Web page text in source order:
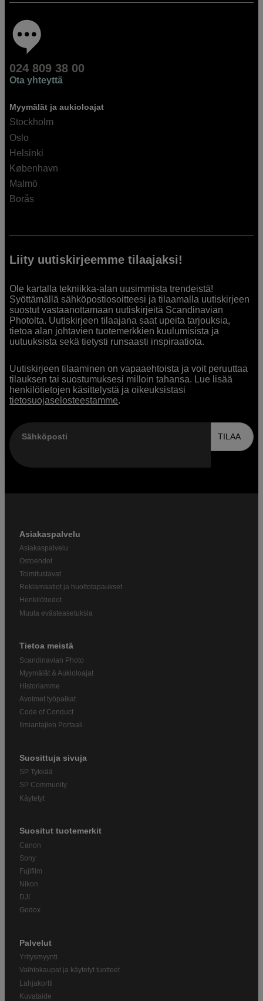
024 809 38 00
Ota yhteyttä
Myymälät ja aukioloajat
Stockholm
Oslo
Helsinki
København
Malmö
Borås
Liity uutiskirjeemme tilaajaksi!
Ole kartalla tekniikka-alan uusimmista trendeistä!
Syöttämällä sähköpostiosoitteesi ja tilaamalla uutiskirjeen
suostut vastaanottamaan uutiskirjeitä Scandinavian
Photolta. Uutiskirjeen tilaajana saat upeita tarjouksia,
tietoa alan johtavien tuotemerkkien kuulumisista ja
uutuuksista sekä tietysti runsaasti inspiraatiota.
Uutiskirjeen tilaaminen on vapaaehtoista ja voit peruuttaa
tilauksen tai suostumuksesi milloin tahansa. Lue lisää
henkilötietojen käsittelystä ja oikeuksistasi
tietosuojaselosteestamme.
Sähköposti TILAA
Asiakaspalvelu
Asiakaspalvelu
Ostoehdot
Toimitustavat
Reklamaatiot ja huoltotapaukset
Henkilötiedot
Muuta evästeasetuksia
Tietoa meistä
Scandinavian Photo
Myymälät & Aukioloajat
Historiamme
Avoimet työpaikat
Code of Conduct
Ilmiantajien Portaali
Suosittuja sivuja
SP Tykkää
SP Community
Käytetyt
Suositut tuotemerkit
Canon
Sony
Fujifilm
Nikon
DJI
Godox
Palvelut
Yritysmyynti
Vaihtokaupat ja käytetyt tuotteet
Lahjakortti
Kuvataide